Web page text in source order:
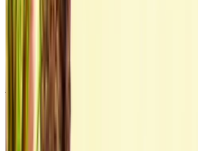
Welkom bij OneClickDrive.ma -
automarkt.Onze partner
laatste prijzen ziet. Blader, filter,
rechtstreeks contact op met de
beste prijs te krijgen. U kunt er zeker
huurauto-aanbiedingen slechts een